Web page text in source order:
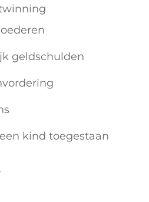
geldschulden
kind toegestaan